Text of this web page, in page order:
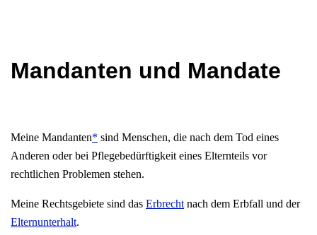
Mandanten und Mandate
Meine Mandanten* sind Menschen, die nach dem Tod eines
Anderen oder bei Pflegebedürftigkeit eines Elternteils vor
rechtlichen Problemen stehen.
Meine Rechtsgebiete sind das Erbrecht nach dem Erbfall und der
Elternunterhalt.